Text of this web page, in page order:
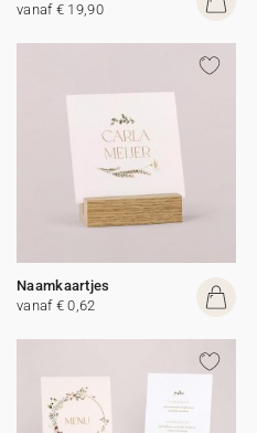
vanaf € 19,90
Naamkaartjes
vanaf € 0,62